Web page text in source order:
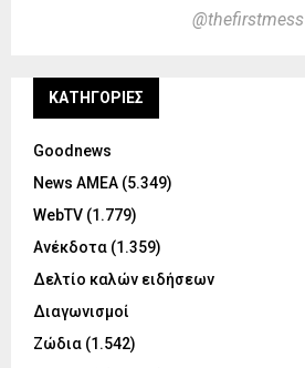
@thefirstmess
KΑΤΗΓΟΡΊΕΣ
Goodnews
News ΑΜΕΑ (5.349)
WebTV (1.779)
Ανέκδοτα (1.359)
Δελτίο καλών ειδήσεων
Διαγωνισμοί
Ζώδια (1.542)